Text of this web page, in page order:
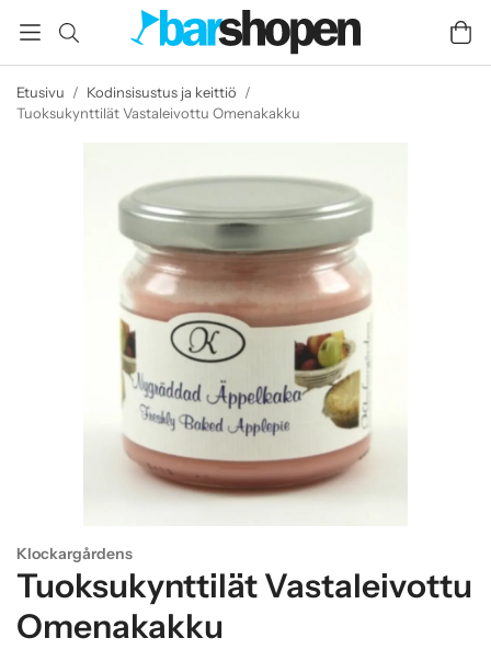
Etusivu / Kodinsisustus ja keittiö /
Tuoksukynttilät Vastaleivottu Omenakakku
Klockargårdens
Tuoksukynttilät Vastaleivottu
Omenakakku